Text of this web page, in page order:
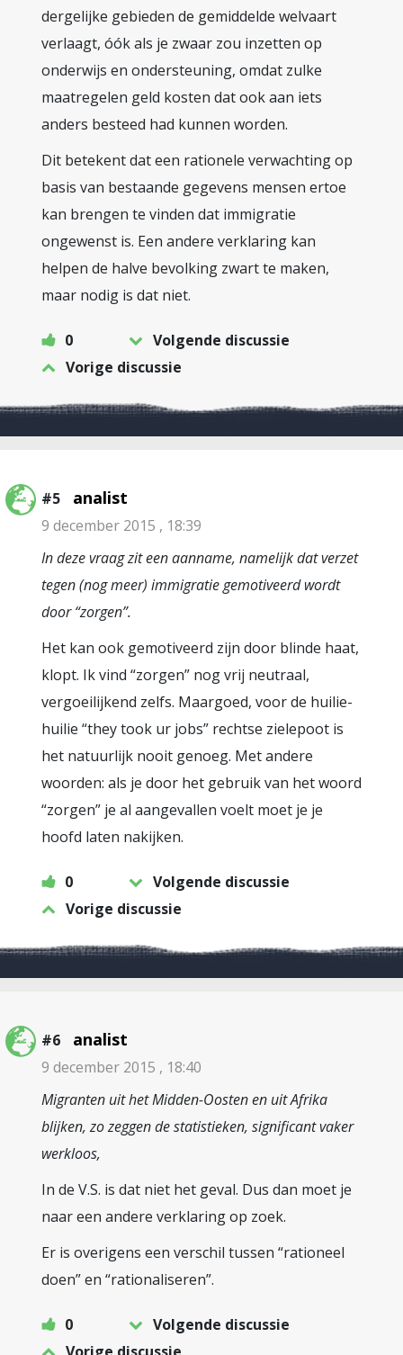
dergelijke gebieden de gemiddelde welvaart
verlaagt, óók als je zwaar zou inzetten op
onderwijs en ondersteuning, omdat zulke
maatregelen geld kosten dat ook aan iets
anders besteed had kunnen worden.
Dit betekent dat een rationele verwachting op
basis van bestaande gegevens mensen ertoe
kan brengen te vinden dat immigratie
ongewenst is. Een andere verklaring kan
helpen de halve bevolking zwart te maken,
maar nodig is dat niet.
0
Volgende discussie
Vorige discussie
#5 analist
9 december 2015 , 18:39
In deze vraag zit een aanname, namelijk dat verzet
tegen (nog meer) immigratie gemotiveerd wordt
door “zorgen”.
Het kan ook gemotiveerd zijn door blinde haat,
klopt. Ik vind “zorgen” nog vrij neutraal,
vergoeilijkend zelfs. Maargoed, voor de huilie-
huilie “they took ur jobs” rechtse zielepoot is
het natuurlijk nooit genoeg. Met andere
woorden: als je door het gebruik van het woord
“zorgen” je al aangevallen voelt moet je je
hoofd laten nakijken.
0
Volgende discussie
Vorige discussie
#6 analist
9 december 2015 , 18:40
Migranten uit het Midden-Oosten en uit Afrika
blijken, zo zeggen de statistieken, significant vaker
werkloos,
In de V.S. is dat niet het geval. Dus dan moet je
naar een andere verklaring op zoek.
Er is overigens een verschil tussen “rationeel
doen” en “rationaliseren”.
0
Volgende discussie